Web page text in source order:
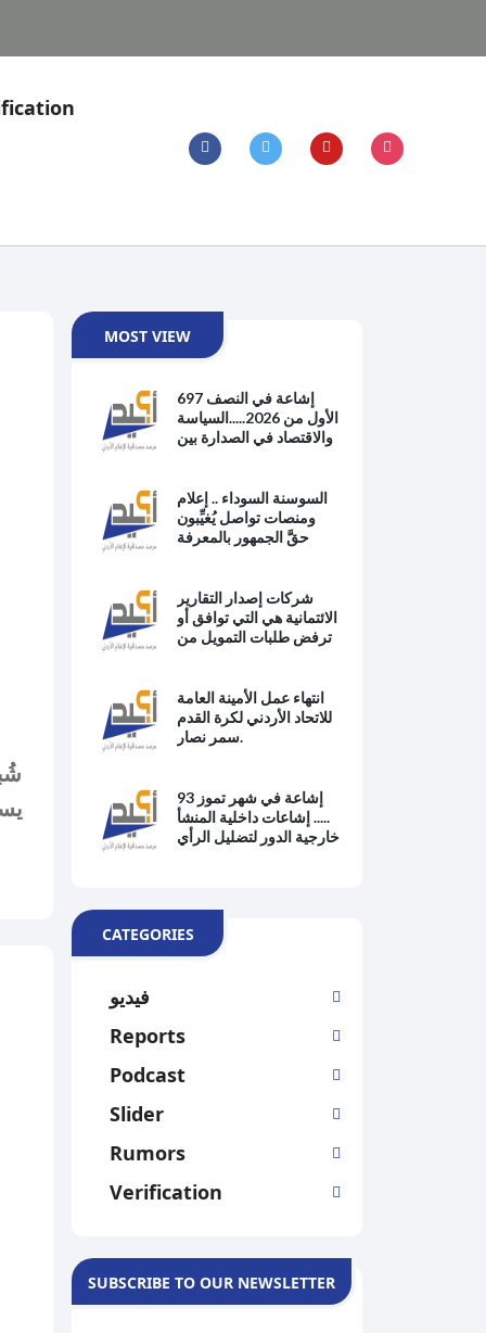
MOST VIEW
697 إشاعة في النصف
الأول من 2026.....السياسة
والاقتصاد في الصدارة بين
السوسنة السوداء .. إعلام
ومنصات تواصل يُغيِّبون
حقَّ الجمهور بالمعرفة
القانون
شركات إصدار التقارير
الائتمانية هي التي توافق أو
ترفض طلبات التمويل من
انتهاء عمل الأمينة العامة
للاتحاد الأردني لكرة القدم
سمر نصار.
93 إشاعة في شهر تموز
..... إشاعات داخلية المنشأ
خارجية الدور لتضليل الرأي
CATEGORIES
فيديو
Reports
Podcast
Slider
Rumors
Verification
SUBSCRIBE TO OUR NEWSLETTER